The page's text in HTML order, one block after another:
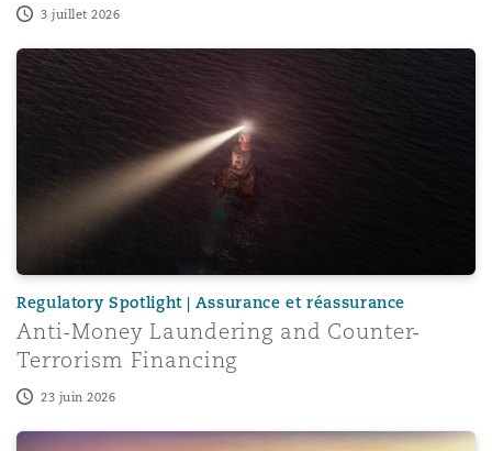
3 juillet 2026
Anti-Money Laundering and Counter-Terrorism Financing
Regulatory Spotlight | Assurance et réassurance
Anti-Money Laundering and Counter-
Terrorism Financing
23 juin 2026
Tanzania's National Budget Speech 2026